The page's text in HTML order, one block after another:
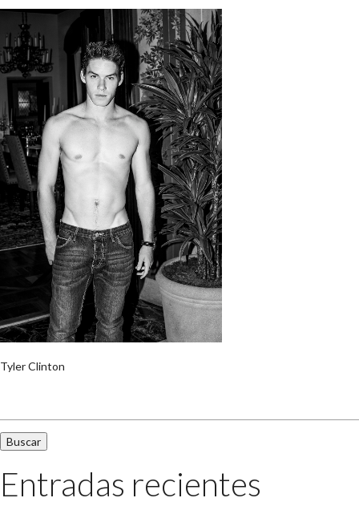
Tyler Clinton
Entradas recientes